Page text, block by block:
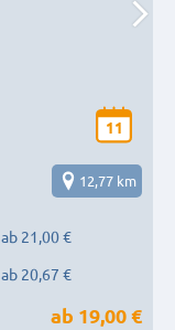
11
12,77 km
ab 21,00 €
ab 20,67 €
ab 19,00 €